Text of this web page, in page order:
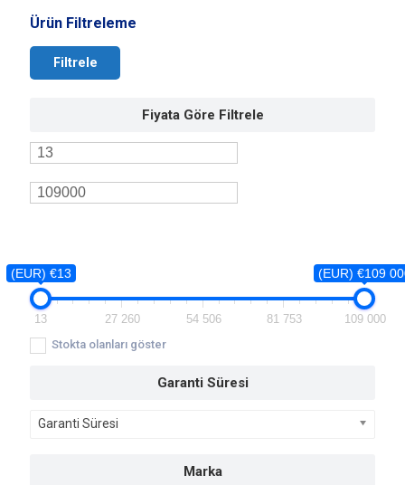
Ürün Filtreleme
Filtrele
Fiyata Göre Filtrele
(EUR) €13 (EUR) €109
13 27 260 54 506 81 753
109 000
Stokta olanları göster
Garanti Süresi
Garanti Süresi
Marka